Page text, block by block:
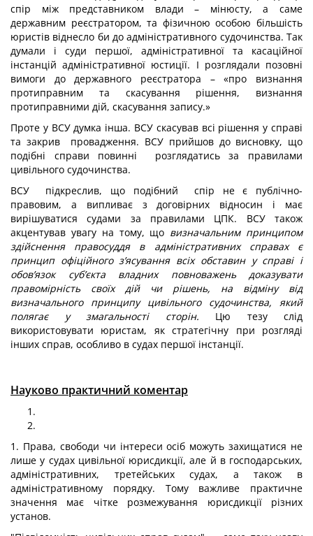
спір між представником влади – мінюсту, а саме
державним реєстратором, та фізичною особою більшість
юристів віднесло би до адміністративного судочинства. Так
думали і суди першої, адміністративної та касаційної
інстанцій адміністративної юстиції. І розглядали позовні
вимоги до державного реєстратора – «про визнання
протиправним та скасування рішення, визнання
протиправними дій, скасування запису.»
Проте у ВСУ думка інша. ВСУ скасував всі рішення у справі
та закрив провадження. ВСУ прийшов до висновку, що
подібні справи повинні розглядатись за правилами
цивільного судочинства.
ВСУ підкреслив, що подібний спір не є публічно-
правовим, а випливає з договірних відносин і має
вирішуватися судами за правилами ЦПК. ВСУ також
акцентував увагу на тому, що визначальним принципом
здійснення правосуддя в адміністративних справах є
принцип офіційного з’ясування всіх обставин у справі і
обов’язок суб’єкта владних повноважень доказувати
правомірність своїх дій чи рішень, на відміну від
визначального принципу цивільного судочинства, який
полягає у змагальності сторін. Цю тезу слід
використовувати юристам, як стратегічну при розгляді
інших справ, особливо в судах першої інстанції.
Науково практичний коментар
1. Права, свободи чи інтереси осіб можуть захищатися не
лише у судах цивільної юрисдикції, але й в господарських,
адміністративних, третейських судах, а також в
адміністратив­ному порядку. Тому важливе практичне
значення має чітке розмежування юрисдикції різних
установ.